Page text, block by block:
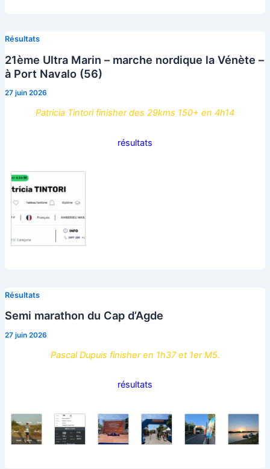
Résultats
21ème Ultra Marin – marche nordique la Vénète –
à Port Navalo (56)
27 juin 2026
Patricia Tintori finisher des 29kms 150+ en 4h14
résultats
Résultats
Semi marathon du Cap d’Agde
27 juin 2026
Pascal Dupuis finisher en 1h37 et 1er M5.
résultats